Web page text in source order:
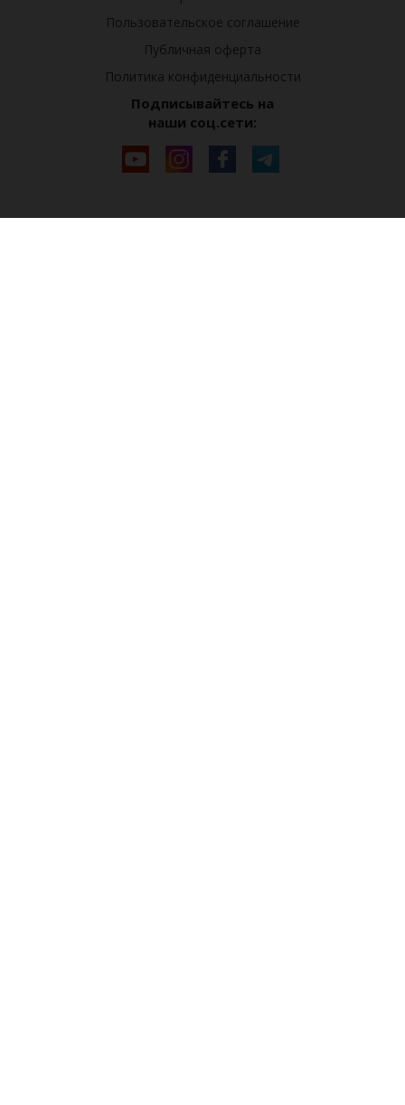
Пользовательское соглашение
Публичная оферта
Политика конфиденциальности
Подписывайтесь на
наши соц.сети: